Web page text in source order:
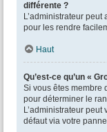
différente ?
L’administrateur
pour les rendre
Haut
Qu’est-ce qu’un «
Si vous êtes membre
pour déterminer le
L’administrateur
défaut via votre